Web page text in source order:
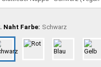
Naht Farbe: Schwarz